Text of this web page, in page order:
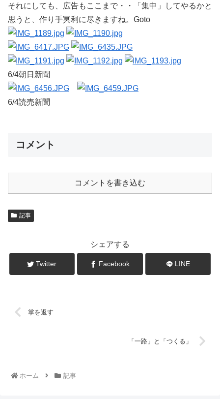
それにしても、広告もここまで・・「集中」してやるかと
思うと、作り手冥利に尽きますね。Goto
6/4朝日新聞
6/4読売新聞
コメント
コメントを書き込む
記事
シェアする
Twitter Facebook LINE
掌を返す
「一路」と「つくる」
ホーム 記事